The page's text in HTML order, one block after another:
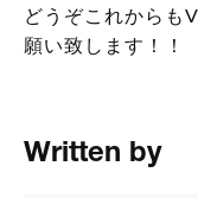
どうぞこれからも
願い致します！！
Written by